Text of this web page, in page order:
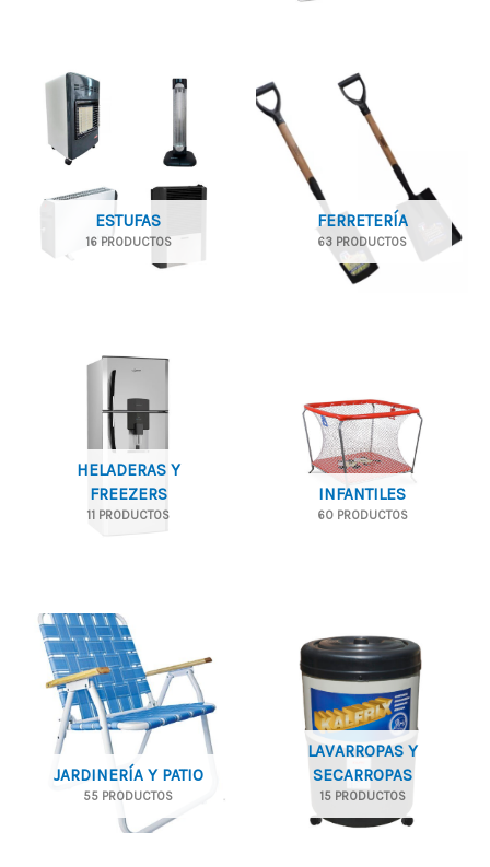
ESTUFAS
16 PRODUCTOS
FERRETERÍA
63 PRODUCTOS
HELADERAS Y
FREEZERS
11 PRODUCTOS
INFANTILES
60 PRODUCTOS
JARDINERÍA Y PATIO
55 PRODUCTOS
LAVARROPAS Y
SECARROPAS
15 PRODUCTOS